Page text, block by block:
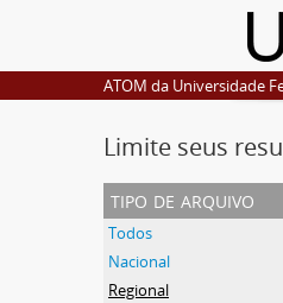
ATOM da Universidade
Limite seus
tipo de arquivo
Todos
Nacional
Regional